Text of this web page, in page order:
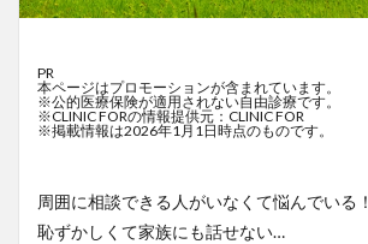
PR
本ページはプロモーションが含まれています。
※公的医療保険が適用されない自由診療です。
※CLINIC FORの情報提供元：CLINIC FOR
※掲載情報は2026年1月1日時点のものです。
周囲に相談できる人がいなくて悩んでいる！
恥ずかしくて家族にも話せない…